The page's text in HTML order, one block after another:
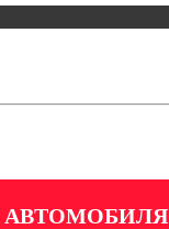
АВТОМОБИЛЯ